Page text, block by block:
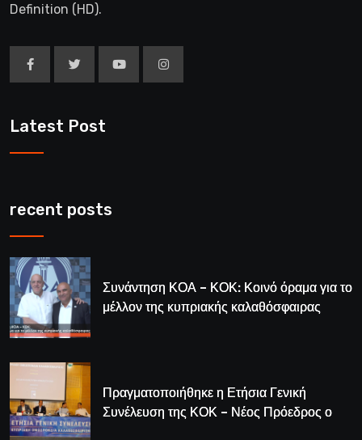
Definition (HD).
Latest Post
recent posts
Συνάντηση ΚΟΑ – ΚΟΚ: Κοινό όραμα για το
μέλλον της κυπριακής καλαθόσφαιρας
Πραγματοποιήθηκε η Ετήσια Γενική
Συνέλευση της ΚΟΚ – Νέος Πρόεδρος ο